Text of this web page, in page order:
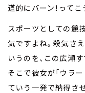
道的にバーン！ってこ
スポーツとしての競
気ですよね。殺気さ
いうのを、この広瀬
そこで彼女が「ウラー
ていう一発で納得さ